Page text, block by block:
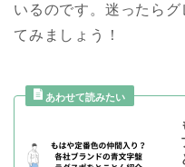
いるのです。迷ったら
てみましょう！